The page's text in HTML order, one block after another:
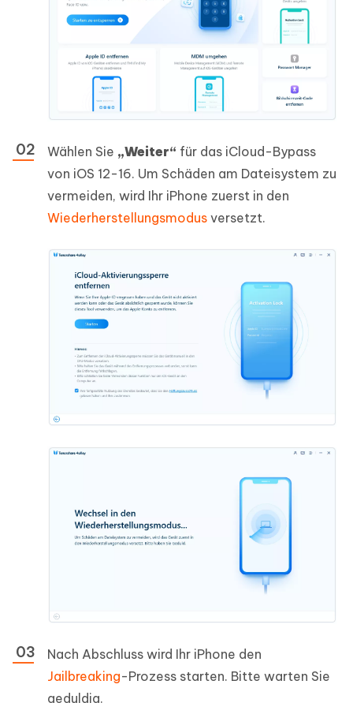
Wählen Sie „Weiter“ für das iCloud-Bypass
von iOS 12-16. Um Schäden am Dateisystem zu
vermeiden, wird Ihr iPhone zuerst in den
Wiederherstellungsmodus versetzt.
Nach Abschluss wird Ihr iPhone den
Jailbreaking-Prozess starten. Bitte warten Sie
geduldig.